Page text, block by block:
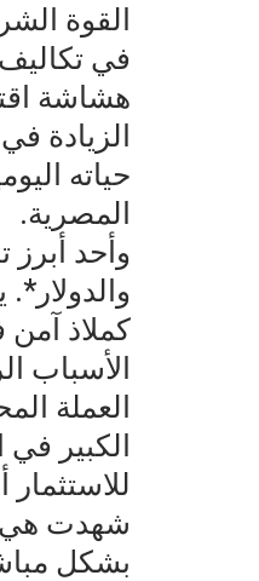
القوة
في تكاليف
هشاشة
الزيادة
حياته
المصرية.
وأحد أبرز
كملاذ
الأسباب
العملة
الكبير
للاستثمار
شهدت هي
بشكل